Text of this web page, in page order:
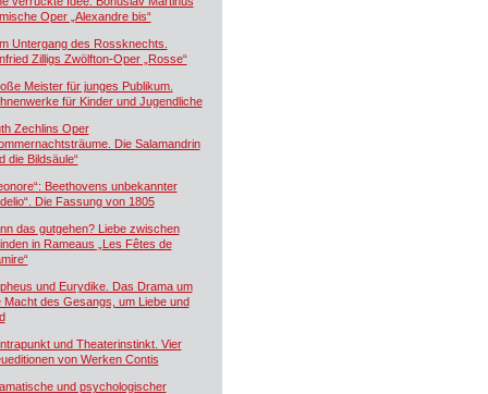
Oper „Alexandre bis“
Untergang des Rossknechts.
Zilligs Zwölfton-Oper „Rosse“
Meister für junges Publikum.
für Kinder und Jugendliche
Zechlins Oper
Die Salamandrin
die Bildsäule“
Beethovens unbekannter
Die Fassung von 1805
das gutgehen? Liebe zwischen
in Rameaus „Les Fêtes de
und Eurydike. Das Drama um
Macht des Gesangs, um Liebe und
und Theaterinstinkt. Vier
von Werken Contis
und psychologischer